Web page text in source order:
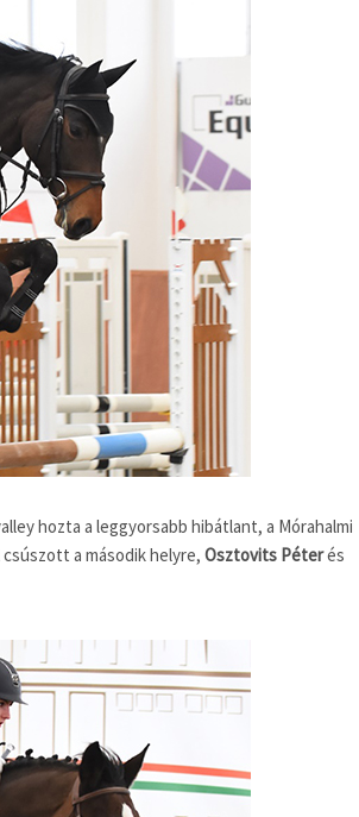
hozta a leggyorsabb hibátlant, a Mórahalmi
a második helyre, Osztovits Péterés